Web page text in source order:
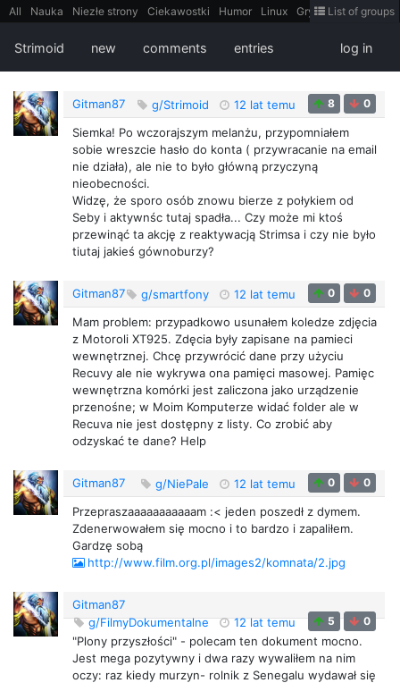
All Nauka Niezłe strony Ciekawostki Humor Linux Gry
Teh
Bezpieczeństwo
Książki Sugestie FotoHistoria
Truelolcontent
FilmyDokumentalne
gify
Cytaty Mapy Film Android itt Tradycyjne gry
List of groups
Strimoid new comments entries log in
Gitman87 g/Strimoid 12 lat temu 8 0
Siemka! Po wczorajszym melanżu, przypomniałem
sobie wreszcie hasło do konta ( przywracanie na email
nie działa), ale nie to było główną przyczyną
nieobecności.
Widzę, że sporo osób znowu bierze z połykiem od
Seby i aktywnśc tutaj spadła... Czy może mi ktoś
przewinąć ta akcję z reaktywacją Strimsa i czy nie było
tiutaj jakieś gównoburzy?
Gitman87 g/smartfony 12 lat temu 0 0
Mam problem: przypadkowo usunałem koledze zdjęcia
z Motoroli XT925. Zdęcia były zapisane na pamieci
wewnętrznej. Chcę przywrócić dane przy użyciu
Recuvy ale nie wykrywa ona pamięci masowej. Pamięc
wewnętrzna komórki jest zaliczona jako urządzenie
przenośne; w Moim Komputerze widać folder ale w
Recuva nie jest dostępny z listy. Co zrobić aby
odzyskać te dane? Help
Gitman87 g/NiePale 12 lat temu 0 0
Przepraszaaaaaaaaaaam :< jeden poszedł z dymem.
Zdenerwowałem się mocno i to bardzo i zapaliłem.
Gardzę sobą
http://www.film.org.pl/images2/komnata/2.jpg
Gitman87
g/FilmyDokumentalne
12 lat temu 5 0
"Plony przyszłości" - polecam ten dokument mocno.
Jest mega pozytywny i dwa razy wywaliłem na nim
oczy: raz kiedy murzyn- rolnik z Senegalu wydawał się